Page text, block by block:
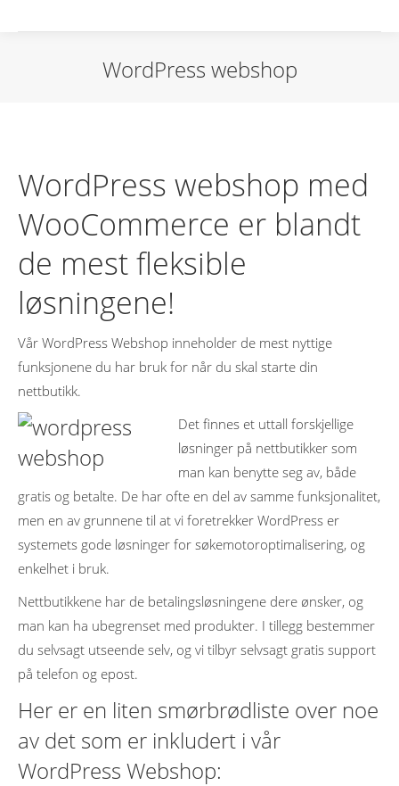
WordPress webshop
WordPress webshop med
WooCommerce er blandt
de mest fleksible
løsningene!
Vår WordPress Webshop inneholder de mest nyttige
funksjonene du har bruk for når du skal starte din
nettbutikk.
Det finnes et uttall forskjellige
løsninger på nettbutikker som
man kan benytte seg av, både
gratis og betalte. De har ofte en del av samme funksjonalitet,
men en av grunnene til at vi foretrekker WordPress er
systemets gode løsninger for søkemotoroptimalisering, og
enkelhet i bruk.
Nettbutikkene har de betalingsløsningene dere ønsker, og
man kan ha ubegrenset med produkter. I tillegg bestemmer
du selvsagt utseende selv, og vi tilbyr selvsagt gratis support
på telefon og epost.
Her er en liten smørbrødliste over noe
av det som er inkludert i vår
WordPress Webshop: